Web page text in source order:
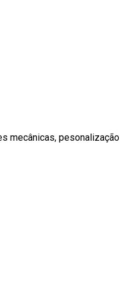
mecânicas, pesonalização